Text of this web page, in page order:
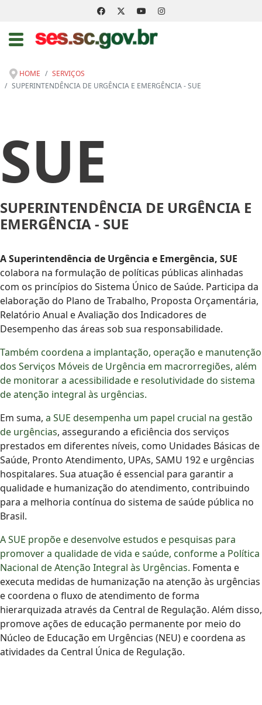
HOME
SERVIÇOS
SUPERINTENDÊNCIA DE URGÊNCIA E EMERGÊNCIA - SUE
SUE
SUPERINTENDÊNCIA DE URGÊNCIA E
EMERGÊNCIA - SUE
A Superintendência de Urgência e Emergência, SUE
colabora na formulação de políticas públicas alinhadas
com os princípios do Sistema Único de Saúde. Participa da
elaboração do Plano de Trabalho, Proposta Orçamentária,
Relatório Anual e Avaliação dos Indicadores de
Desempenho das áreas sob sua responsabilidade.
Também coordena a implantação, operação e manutenção
dos Serviços Móveis de Urgência em macrorregiões, além
de monitorar a acessibilidade e resolutividade do sistema
de atenção integral às urgências.
Em suma, a SUE desempenha um papel crucial na gestão
de urgências, assegurando a eficiência dos serviços
prestados em diferentes níveis, como Unidades Básicas de
Saúde, Pronto Atendimento, UPAs, SAMU 192 e urgências
hospitalares. Sua atuação é essencial para garantir a
qualidade e humanização do atendimento, contribuindo
para a melhoria contínua do sistema de saúde pública no
Brasil.
A SUE propõe e desenvolve estudos e pesquisas para
promover a qualidade de vida e saúde, conforme a Política
Nacional de Atenção Integral às Urgências. Fomenta e
executa medidas de humanização na atenção às urgências
e coordena o fluxo de atendimento de forma
hierarquizada através da Central de Regulação. Além disso,
promove ações de educação permanente por meio do
Núcleo de Educação em Urgências (NEU) e coordena as
atividades da Central Única de Regulação.